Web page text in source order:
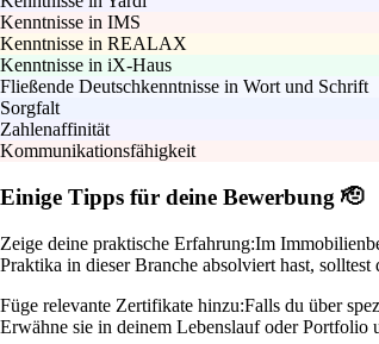
Kenntnisse in IMS
Kenntnisse in REALAX
Kenntnisse in iX-Haus
Fließende Deutschkenntnisse in Wort und Schrift
Sorgfalt
Zahlenaffinität
Kommunikationsfähigkeit
Einige Tipps für deine Bewerbung 🫡
Zeige deine praktische Erfahrung:Im
Praktika in dieser Branche absolviert hast,
Füge relevante Zertifikate hinzu:Falls du über
Erwähne sie in deinem Lebenslauf oder Portfolio